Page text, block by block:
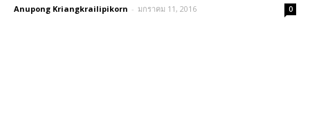
Anupong Kriangkrailipikorn - มกราคม 11, 2016 0